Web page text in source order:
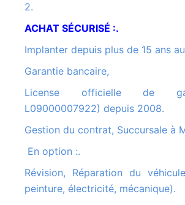
2.
ACHAT SÉCURISÉ :.
Implanter depuis plus de 15 ans
Garantie bancaire,
License officielle de garage (RN:
L09000007922) depuis 2008.
Gestion du contrat, Succursale à
En option :.
Révision, Réparation du véhicule (carrosserie,
peinture, électricité, mécanique).